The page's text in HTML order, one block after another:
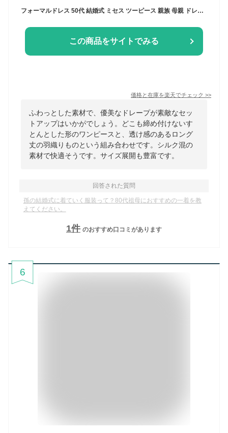
この商品をサイトでみる
価格と在庫を楽天でチェック >>
ふわっとした素材で、優美なドレープが素敵なセッ
トアップはいかがでしょう。どこも締め付けないす
とんとした形のワンピースと、透け感のあるロング
丈の羽織りものという組み合わせです。シルク混の
素材で快適そうです。サイズ展開も豊富です。
回答された質問
孫の結婚式に着ていく服装って？80代祖母におすすめの一着を教
えてください。
1件 のおすすめ口コミがあります
6